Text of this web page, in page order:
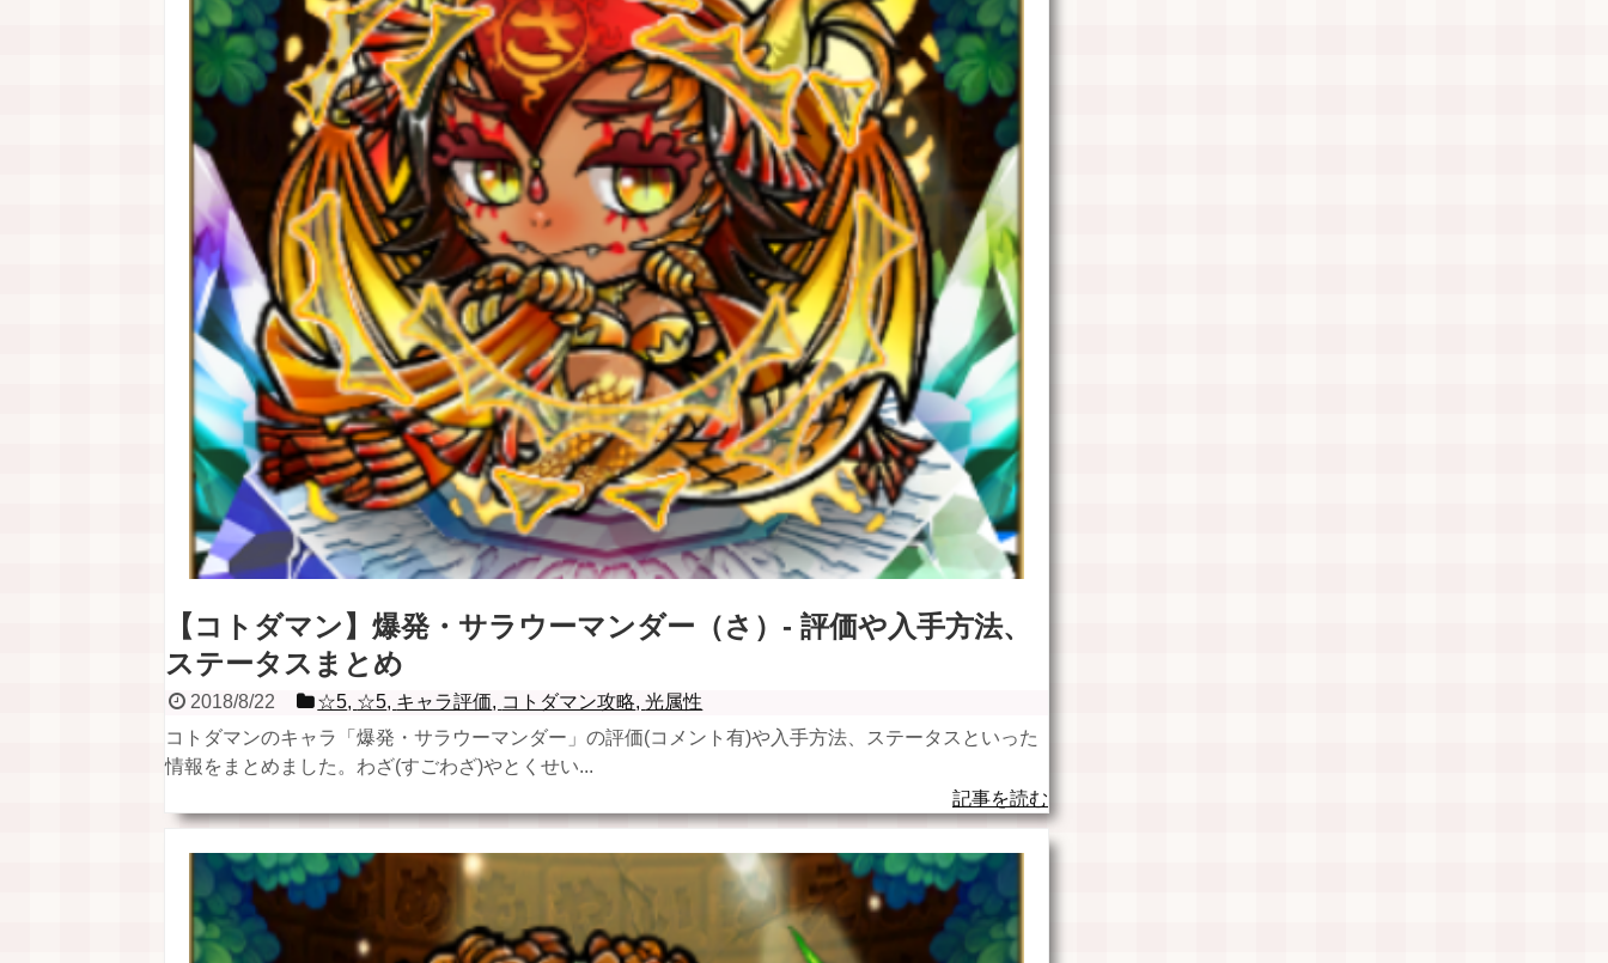
【コトダマン】爆発・サラウーマンダー（さ）- 評価や入手方法、
ステータスまとめ
2018/8/22 ☆5, ☆5, キャラ評価, コトダマン攻略,光属性
コトダマンのキャラ「爆発・サラウーマンダー」の評価(コメント有)や入手方法、ステータスといった
情報をまとめました。わざ(すごわざ)やとくせい...
記事を読む